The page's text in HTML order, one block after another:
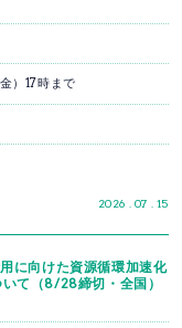
2026 . 07 . 15
）17時まで
に向けた資源循環加速化
て（8/28締切・全国）